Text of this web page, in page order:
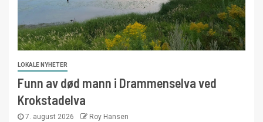
LOKALE NYHETER
Funn av død mann i Drammenselva ved
Krokstadelva
7. august 2026 Roy Hansen